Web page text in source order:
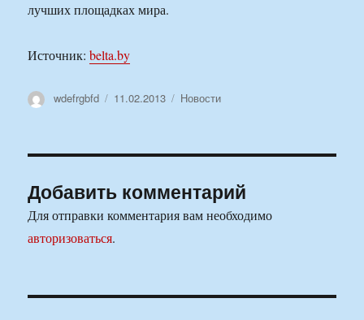
лучших площадках мира.
Источник:belta.by
Автор
wdefrgbfd Опубликовано
11.02.2013 Рубрики
Новости
Добавить комментарий
Для отправки комментария вам необходимо
авторизоваться.